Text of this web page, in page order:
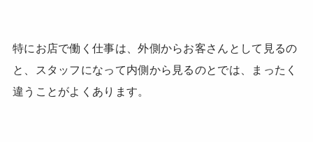
特にお店で働く仕事は、外側からお客さんとして見るの
と、スタッフになって内側から見るのとでは、まったく
違うことがよくあります。